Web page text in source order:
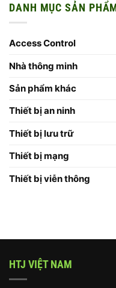
Hệ
2026
Camera
luận
ở
Doanh
Nghiệp
Chọn
Máy
Công
Hikvision
DANH MỤC SẢN
Access Control
Nhà thông minh
Sản phẩm khác
Thiết bị an ninh
Thiết bị lưu trữ
Thiết bị mạng
Thiết bị viễn thông
HTJ VIỆT NAM